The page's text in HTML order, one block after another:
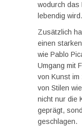
wodurch das
lebendig wird.
Zusätzlich
einen
wie Pablo
Umgang mit
von Kunst im
von Stilen
nicht nur die
geprägt,
geschlagen.